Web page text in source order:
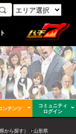
ンテンツ
コミュニティ
ログイン
から探す） 山形県